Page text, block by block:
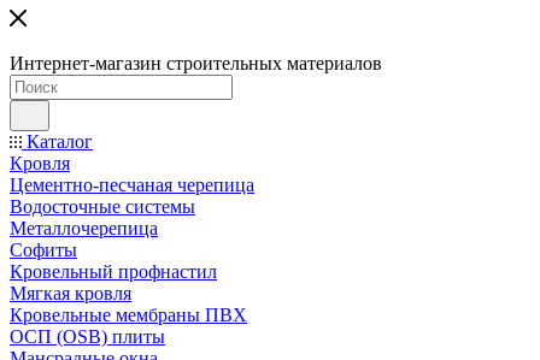
Интернет-магазин строительных материалов
Каталог
Кровля
Цементно-песчаная черепица
Водосточные системы
Металлочерепица
Софиты
Кровельный профнастил
Мягкая кровля
Кровельные мембраны ПВХ
ОСП (OSB) плиты